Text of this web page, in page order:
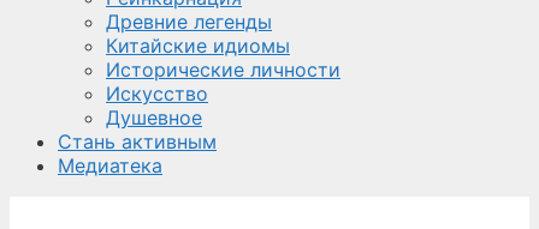
Древние легенды
Китайские идиомы
Исторические личности
Искусство
Душевное
Стань активным
Медиатека